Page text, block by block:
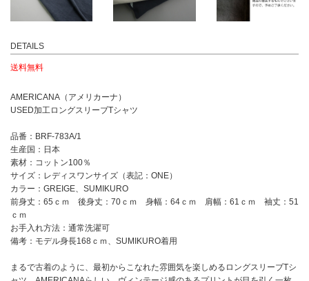
DETAILS
送料無料
AMERICANA（アメリカーナ）
USED加工ロングスリーブTシャツ
品番：BRF-783A/1
生産国：日本
素材：コットン100％
サイズ：レディスワンサイズ（表記：ONE）
カラー：GREIGE、SUMIKURO
前身丈：65ｃｍ 後身丈：70ｃｍ 身幅：64ｃｍ 肩幅：61ｃｍ 袖丈：51
ｃｍ
お手入れ方法：通常洗濯可
備考：モデル身長168ｃｍ、SUMIKURO着用
まるで古着のように、最初からこなれた雰囲気を楽しめるロングスリーブTシ